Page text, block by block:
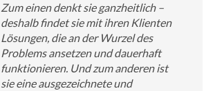
Zum einen denkt sie ganzheitlich –
deshalb findet sie mit ihren Klienten
Lösungen, die an der Wurzel des
Problems ansetzen und dauerhaft
funktionieren. Und zum anderen ist
sie eine ausgezeichnete und